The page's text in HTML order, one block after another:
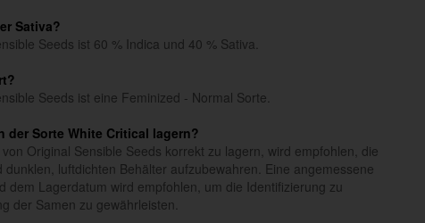
Sativa?
Seeds ist 60 % Indica und 40 % Sativa.
Seeds ist eine Feminized - Normal Sorte.
der Sorte White Critical lagern?
Original Sensible Seeds korrekt zu lagern, wird empfohlen, die
luftdichten Behälter aufzubewahren. Eine angemessene
dem Lagerdatum wird empfohlen, um die Identifizierung zu
der Samen zu gewährleisten.